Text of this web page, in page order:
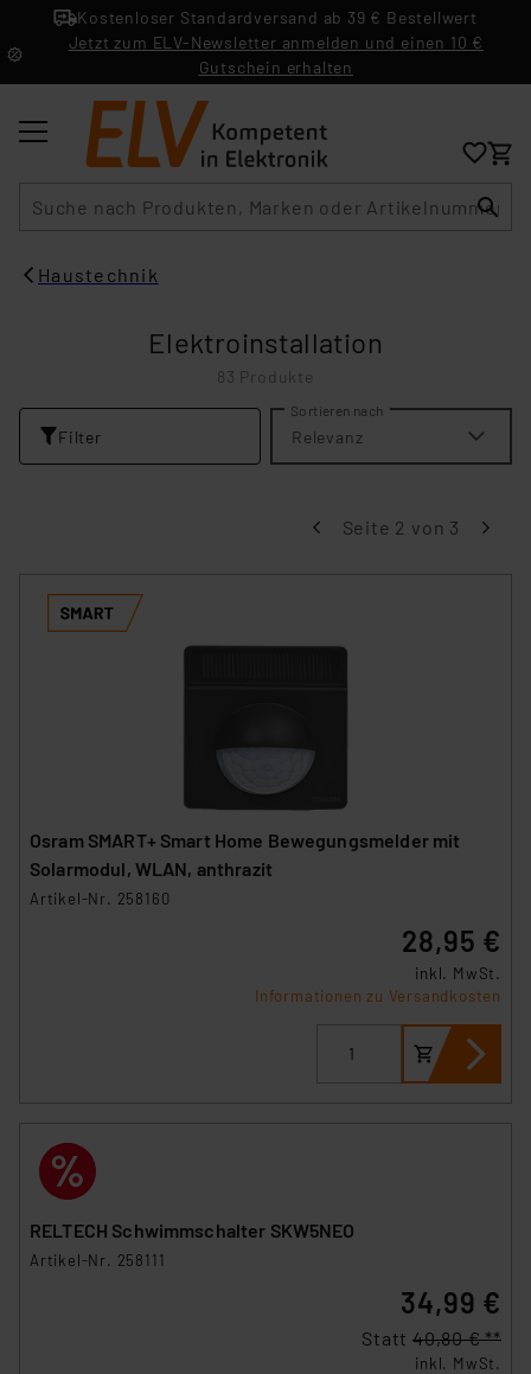
Kostenloser Standardversand ab 39 € Bestellwert
Jetzt zum ELV-Newsletter anmelden und einen 10 €
Gutschein erhalten
Haustechnik
Elektroinstallation
83 Produkte
Filter
Sortieren nach
Relevanz
Seite 2 von 3
Osram SMART+ Smart Home Bewegungsmelder mit
Solarmodul, WLAN, anthrazit
Artikel-Nr. 258160
28,95 €
inkl. MwSt.
Informationen zu Versandkosten
RELTECH Schwimmschalter SKW5NEO
Artikel-Nr. 258111
34,99 €
Statt 40,80 € **
inkl. MwSt.